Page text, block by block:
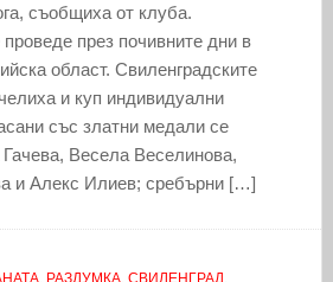
съобщиха от клуба.
през почивните дни в
област. Свиленградските
и куп индивидуални
със златни медали се
Весела Веселинова,
и Алекс Илиев; сребърни […]
, РАЗДУМКА, СВИЛЕНГРАД,